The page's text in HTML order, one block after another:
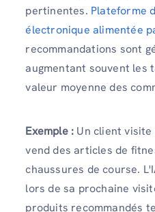
pertinentes. Plateforme
électronique alimentée
recommandations sont
augmentant souvent les
valeur moyenne des
Exemple : Un client visite
vend des articles de
chaussures de course.
lors de sa prochaine
produits recommandés